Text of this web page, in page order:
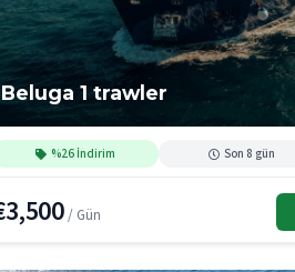
Beluga 1 trawler
%26 İndirim Son 8 gün
/ Gün